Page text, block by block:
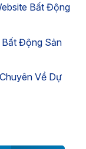
Bất Động
Động Sản
Về Dự